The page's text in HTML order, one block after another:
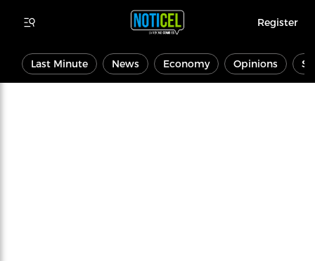
Register
Last Minute News Economy Opinions